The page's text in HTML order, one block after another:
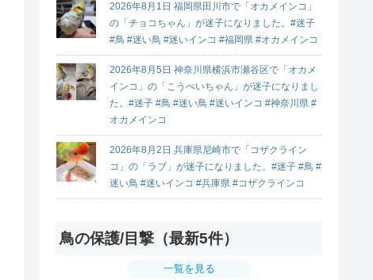
2026年8月1日 福岡県田川市で「オカメインコ」
の「チョコちゃん」が迷子になりました。#迷子
#鳥 #迷い鳥 #迷いインコ #福岡県 #オカメインコ
2026年8月5日 神奈川県横浜市瀬谷区で「オカメ
インコ」の「こうぺいちゃん」が迷子になりまし
た。#迷子 #鳥 #迷い鳥 #迷いインコ #神奈川県 #
オカメインコ
2026年8月2日 兵庫県尼崎市で「コザクライン
コ」の「ラブ」が迷子になりました。#迷子 #鳥 #
迷い鳥 #迷いインコ #兵庫県 #コザクラインコ
鳥の保護/目撃（最新5件）
一覧を見る